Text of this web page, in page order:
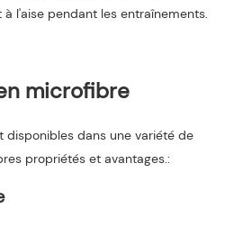
l'aise pendant les entraînements.
microfibre
disponibles dans une variété de
propriétés et avantages.: